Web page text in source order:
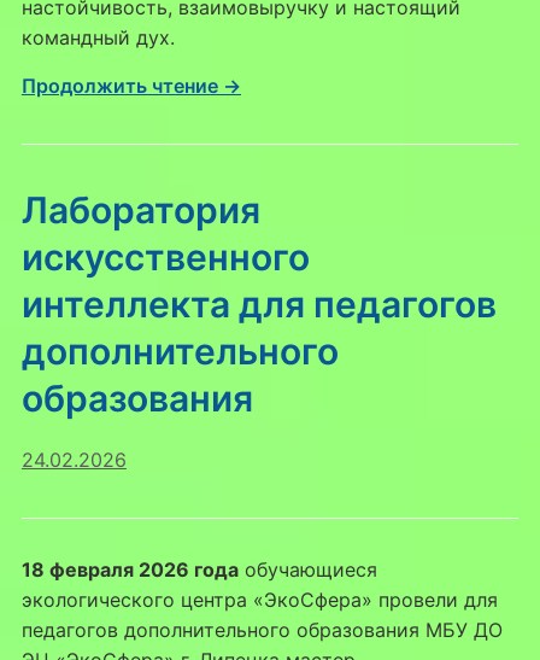
настойчивость, взаимовыручку и настоящий
командный дух.
Продолжить чтение →
Лаборатория
искусственного
интеллекта для педагогов
дополнительного
образования
24.02.2026
18 февраля 2026 годаобучающиеся
экологического центра «ЭкоСфера» провели для
педагогов дополнительного образования МБУ ДО